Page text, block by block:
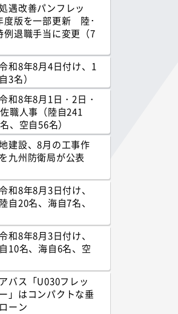
遇改善パンフレッ
度版を一部更新 陸･
例退職手当に変更（7
和8年8月4日付け、1
3名）
和8年8月1日・2日・
職人事（陸自241
、空自56名）
建設、8月の工事作
九州防衛局が公表
8年8月3日付け、
自20名、海自7名、
8年8月3日付け、
10名、海自6名、空
バス「U030フレッ
」はコンパクトな垂
ーン